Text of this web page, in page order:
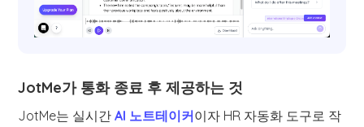
JotMe가 통화 종료 후 제공하는 것
JotMe는 실시간AI 노트테이커이자 HR 자동화 도구로 작